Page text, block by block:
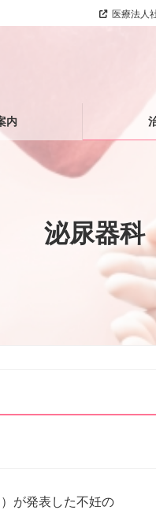
医療法人
内
泌尿器科
が発表した不妊の